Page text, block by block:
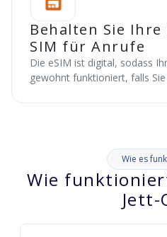
Behalten Sie
SIM für Anrufe
Die eSIM ist digital, sodass
gewohnt funktioniert, falls
Wie es
Wie
Jett-